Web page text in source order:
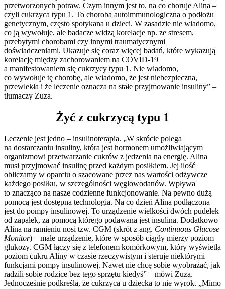
przetworzonych potraw. Czym innym jest to, na co choruje Alina –
czyli cukrzyca typu 1. To choroba autoimmunologiczna o podłożu
genetycznym, często spotykana u dzieci. W zasadzie nie wiadomo,
co ją wywołuje, ale badacze widzą korelacje np. ze stresem,
przebytymi chorobami czy innymi traumatycznymi
doświadczeniami. Ukazuje się coraz więcej badań, które wykazują
korelację między zachorowaniem na COVID-19
a manifestowaniem się cukrzycy typu 1. Nie wiadomo,
co wywołuje tę chorobę, ale wiadomo, że jest niebezpieczna,
przewlekła i że leczenie oznacza na stałe przyjmowanie insuliny” –
tłumaczy Zuza.
Żyć z cukrzycą typu 1
Leczenie jest jedno – insulinoterapia. „W skrócie polega
na dostarczaniu insuliny, która jest hormonem umożliwiającym
organizmowi przetwarzanie cukrów z jedzenia na energię. Alina
musi przyjmować insulinę przed każdym posiłkiem. Jej ilość
obliczamy w oparciu o szacowane przez nas wartości odżywcze
każdego posiłku, w szczególności węglowodanów. Wpływa
to znacząco na nasze codzienne funkcjonowanie. Na pewno dużą
pomocą jest dostępna technologia. Na co dzień Alina podłączona
jest do pompy insulinowej. To urządzenie wielkości dwóch pudełek
od zapałek, za pomocą którego podawana jest insulina. Dodatkowo
Alina na ramieniu nosi tzw. CGM (skrót z ang. Continuous Glucose
Monitor) – małe urządzenie, które w sposób ciągły mierzy poziom
glukozy. CGM łączy się z telefonem komórkowym, który wyświetla
poziom cukru Aliny w czasie rzeczywistym i steruje niektórymi
funkcjami pompy insulinowej. Nawet nie chcę sobie wyobrażać, jak
radzili sobie rodzice bez tego sprzętu kiedyś” – mówi Zuza.
Jednocześnie podkreśla, że cukrzyca u dziecka to nie wyrok. „Mimo